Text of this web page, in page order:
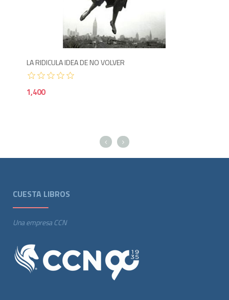
LA RIDICULA IDEA DE NO VOLVER
1,400
CUESTA LIBROS
Una empresa CCN